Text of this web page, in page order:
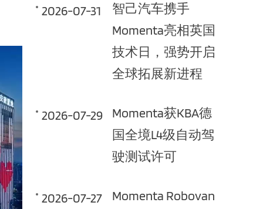
2026-07-31
智己汽车携手
Momenta亮相英国
技术日，强势开启
全球拓展新进程
2026-07-29
Momenta获KBA德
国全境L4级自动驾
驶测试许可
2026-07-27
Momenta Robovan